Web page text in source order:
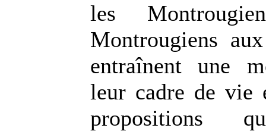
les
Montrougiens
entraînent une
leur cadre de vie
propositions